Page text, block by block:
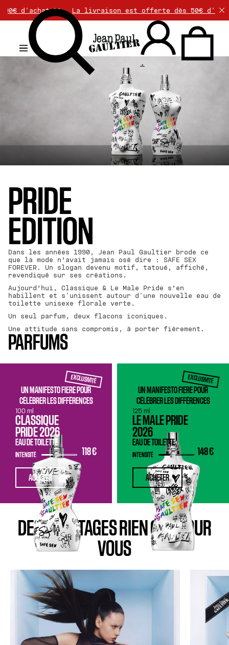
>> La livraison est offerte dès 50€ d'achat. Les
.
PRIDE
EDITION
Dans les années 1990, Jean Paul Gaultier brode ce
que la mode n’avait jamais osé dire : SAFE SEX
FOREVER. Un slogan devenu motif, tatoué, affiché,
revendiqué sur ses créations.
Aujourd’hui, Classique & Le Male Pride s’en
habillent et s'unissent autour d'une nouvelle eau de
toilette unisexe florale verte.
Un seul parfum, deux flacons iconiques.
Une attitude sans compromis, à porter fièrement.
PARFUMS
EXCLUSIVITÉ
UN MANIFESTO FIERE POUR
CÉLÉBRER LES DIFFÉRENCES
CLASSIQUE
PRIDE 2026
EAU DE TOILETTE
118 €
INTENSITÉ
100 ml
ACHETER
EXCLUSIVITÉ
UN MANIFESTO FIERE POUR
CÉLÉBRER LES DIFFÉRENCES
LE MALE PRIDE
2026
EAU DE TOILETTE
148 €
INTENSITÉ
125 ml
ACHETER
DES AVANTAGES RIEN QUE POUR
VOUS